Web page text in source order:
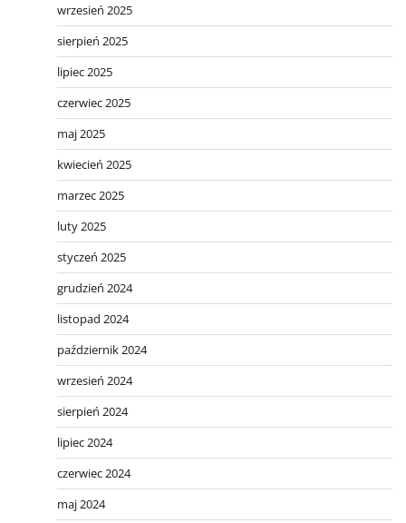
wrzesień 2025
sierpień 2025
lipiec 2025
czerwiec 2025
maj 2025
kwiecień 2025
marzec 2025
luty 2025
styczeń 2025
grudzień 2024
listopad 2024
październik 2024
wrzesień 2024
sierpień 2024
lipiec 2024
czerwiec 2024
maj 2024